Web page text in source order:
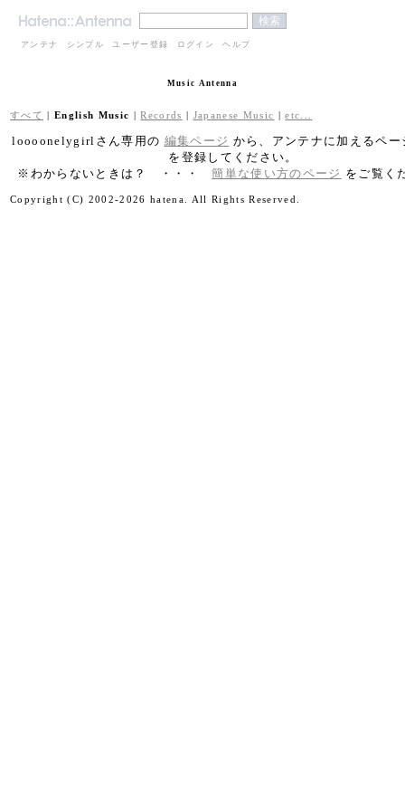
アンテナ シンプル ユーザー登録 ログイン ヘルプ
Music Antenna
すべて English Music |Records Japanese Music |etc...
loooonelygirlさん専用の 編集ページ から、アンテナに加えるペ
を登録してください。
※わからないときは？ ・・・簡単な使い方のページ をご覧く
Copyright (C) 2002-2026 hatena. All Rights Reserved.